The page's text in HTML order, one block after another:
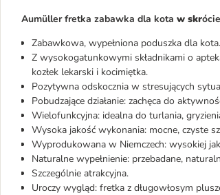
Aumüller fretka zabawka dla kota w skr
Zabawkowa, wypełniona poduszka dla kota.
Z wysokogatunkowymi składnikami o
kozłek lekarski i kocimiętka.
Pozytywna odskocznia w stresujących
Pobudzające działanie: zachęca do
Wielofunkcyjna: idealna do turlania,
Wysoka jakość wykonania: mocne, czyste
Wyprodukowana w Niemczech: wysokiej
Naturalne wypełnienie: przebadane,
Szczególnie atrakcyjna.
Uroczy wygląd: fretka z długowłosym